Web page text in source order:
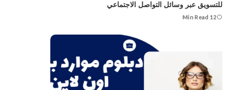
للتسويق عبر وسائل التواصل الاجتماعي
12 Min Read